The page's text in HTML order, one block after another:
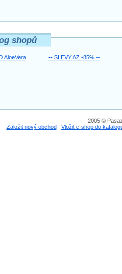
shopů
AloeVera •• SLEVY AZ -85% ••
2005 ©
Založit nový obchod
Vložit e-shop do